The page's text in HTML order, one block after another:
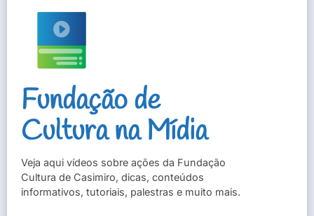
Fundação de
Cultura na Mídia
Veja aqui vídeos sobre ações da Fundação
Cultura de Casimiro, dicas, conteúdos
informativos, tutoriais, palestras e muito mais.